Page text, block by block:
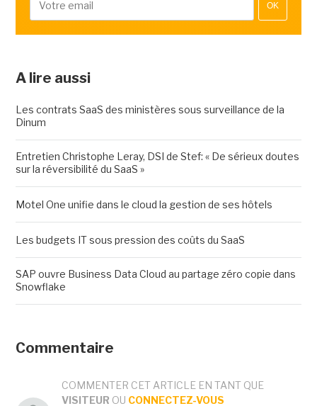
OK
A lire aussi
Les contrats SaaS des ministères sous surveillance de la
Dinum
Entretien Christophe Leray, DSI de Stef: « De sérieux doutes
sur la réversibilité du SaaS »
Motel One unifie dans le cloud la gestion de ses hôtels
Les budgets IT sous pression des coûts du SaaS
SAP ouvre Business Data Cloud au partage zéro copie dans
Snowflake
Commentaire
COMMENTER CET ARTICLE EN TANT QUE
VISITEUR OU CONNECTEZ-VOUS